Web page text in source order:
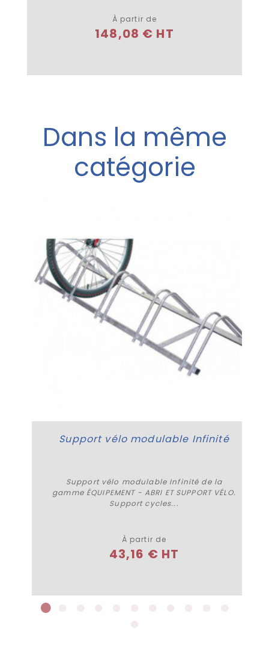
À partir de
148,08 € HT
Dans la même
catégorie
Support vélo modulable Infinité
Support vélo modulable Infinité de la
gamme ÉQUIPEMENT - ABRI ET SUPPORT VÉLO.
Support cycles...
À partir de
43,16 € HT